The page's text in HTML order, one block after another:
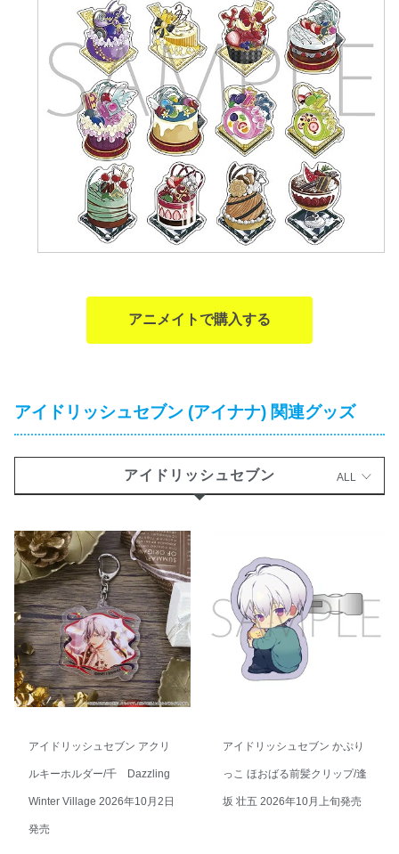
アニメイトで購入する
アイドリッシュセブン (アイナナ) 関連グッズ
アイドリッシュセブン ALL
アイドリッシュセブン アクリ
ルキーホルダー/千 Dazzling
Winter Village 2026年10月2日
発売
アイドリッシュセブン かぷり
っこ ほおばる前髪クリップ/逢
坂 壮五 2026年10月上旬発売